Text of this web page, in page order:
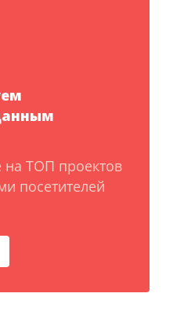
на ТОП проектов
посетителей